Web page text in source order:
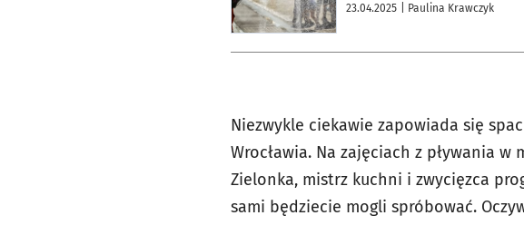
23.04.2025 | Paulina Krawczyk
Niezwykle ciekawie zapowiada się
Wrocławia. Na zajęciach z pływania
Zielonka, mistrz kuchni i zwycięzca
sami będziecie mogli spróbować.